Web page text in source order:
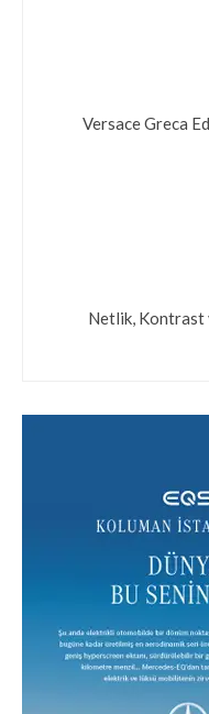
Versace Greca
Netlik, Kontrast